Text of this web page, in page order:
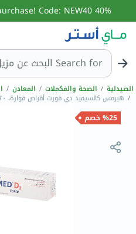
40% off 1st online pharmacy purchase! Code: NEW40
Search for البحث عن
الصيدلية / الصحة والمكملات / المعادن /
/ هيرمس كالسيميد دي فورت أقراص فوارة، ٢٠ قرص
%25 خصم